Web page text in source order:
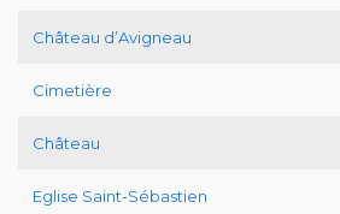
Château d’Avigneau
Cimetière
Château
Eglise Saint-Sébastien